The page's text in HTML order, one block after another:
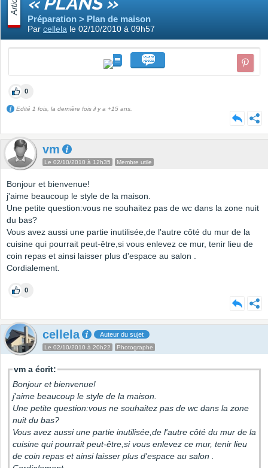
Préparation > Plan de maison
Par cellela le 02/10/2010 à 09h57
0
Edité 1 fois, la dernière fois il y a +15 ans.
vm
Le 02/10/2010 à 12h35 Membre utile
Bonjour et bienvenue!
j'aime beaucoup le style de la maison.
Une petite question:vous ne souhaitez pas de wc dans la zone nuit
du bas?
Vous avez aussi une partie inutilisée,de l'autre côté du mur de la
cuisine qui pourrait peut-être,si vous enlevez ce mur, tenir lieu de
coin repas et ainsi laisser plus d'espace au salon .
Cordialement.
0
cellela Auteur du sujet
Le 02/10/2010 à 20h22 Photographe
vm a écrit:
Bonjour et bienvenue!
j'aime beaucoup le style de la maison.
Une petite question:vous ne souhaitez pas de wc dans la zone
nuit du bas?
Vous avez aussi une partie inutilisée,de l'autre côté du mur de la
cuisine qui pourrait peut-être,si vous enlevez ce mur, tenir lieu
de coin repas et ainsi laisser plus d'espace au salon .